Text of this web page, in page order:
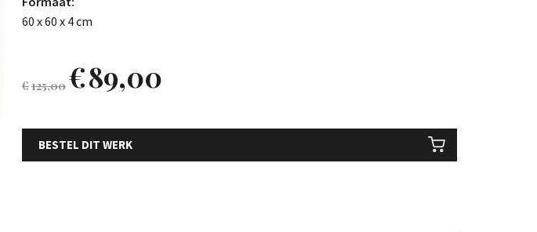
60 x 60 x 4 cm
€125,00 €89,00
BESTEL DIT WERK